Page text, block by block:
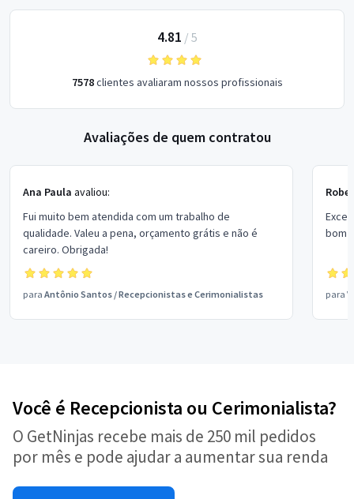
4.81 / 5
7578clientes avaliaram nossos profissionais
Avaliações de quem contratou
Ana Paula avaliou:
Fui muito bem atendida com um trabalho de
qualidade. Valeu a pena, orçamento grátis e não é
careiro. Obrigada!
para Antônio Santos /Recepcionistas e Cerimonialistas
bom
para
Você é Recepcionista ou Cerimonialista?
O GetNinjas recebe mais de 250 mil pedidos
por mês e pode ajudar a aumentar sua renda